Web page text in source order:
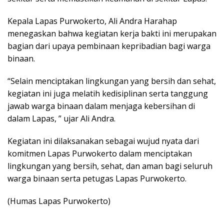
Kepala Lapas Purwokerto, Ali Andra Harahap
menegaskan bahwa kegiatan kerja bakti ini merupakan
bagian dari upaya pembinaan kepribadian bagi warga
binaan.
“Selain menciptakan lingkungan yang bersih dan sehat,
kegiatan ini juga melatih kedisiplinan serta tanggung
jawab warga binaan dalam menjaga kebersihan di
dalam Lapas, ” ujar Ali Andra.
Kegiatan ini dilaksanakan sebagai wujud nyata dari
komitmen Lapas Purwokerto dalam menciptakan
lingkungan yang bersih, sehat, dan aman bagi seluruh
warga binaan serta petugas Lapas Purwokerto.
(Humas Lapas Purwokerto)